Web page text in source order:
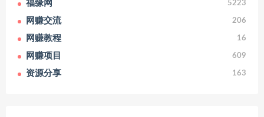
福缘网 5223
网赚交流 206
网赚教程 16
网赚项目 609
资源分享 163